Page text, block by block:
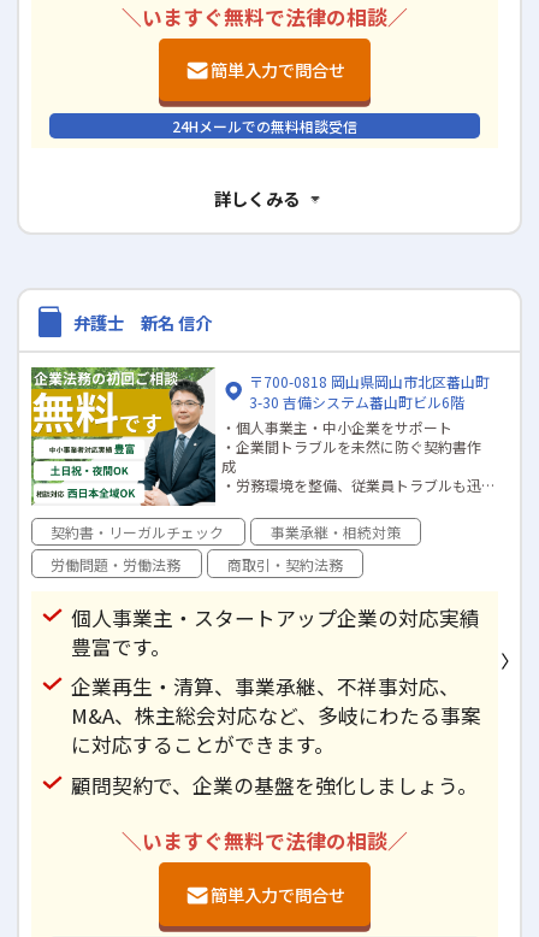
＼いますぐ無料で法律の相談／
簡単入力で問合せ
24Hメールでの無料相談受信
詳しくみる
弁護士 新名 信介
〒700-0818 岡山県岡山市北区蕃山町
3-30 吉備システム蕃山町ビル6階
・個人事業主・中小企業をサポート
・企業間トラブルを未然に防ぐ契約書作
成
・労務環境を整備、従業員トラブルも迅
・知的財産関連の事案も豊富な対応実績
あり
契約書・リーガルチェック
事業承継・相続対策
労働問題・労働法務
商取引・契約法務
個人事業主・スタートアップ企業の対応実績
豊富です。
企業再生・清算、事業承継、不祥事対応、
M&A、株主総会対応など、多岐にわたる事案
に対応することができます。
顧問契約で、企業の基盤を強化しましょう。
＼いますぐ無料で法律の相談／
簡単入力で問合せ